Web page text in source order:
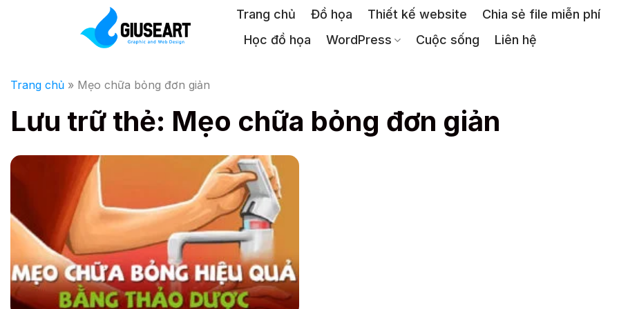
Trang chủ Đồ họa Thiết kế website
Chia sẻ file miễn phí
Học đồ họa
WordPress Cuộc sống Liên hệ
Trang chủ » Mẹo chữa bỏng đơn giản
Lưu trữ thẻ: Mẹo chữa bỏng đơn giản